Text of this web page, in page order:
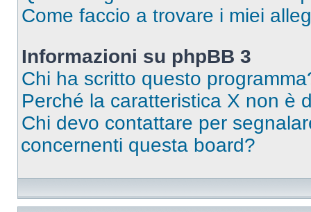
Come faccio a trovare i miei
Informazioni su phpBB 3
Chi ha scritto questo
Perché la caratteristica X non è
Chi devo contattare per
concernenti questa board?